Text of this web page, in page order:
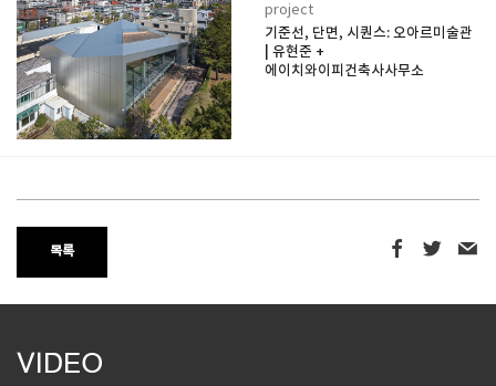
project
기준선, 단면, 시퀀스: 오아르미술관
| 유현준 +
에이치와이피건축사사무소
목록
VIDEO